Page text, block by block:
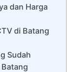
dan Harga
di Batang
Sudah